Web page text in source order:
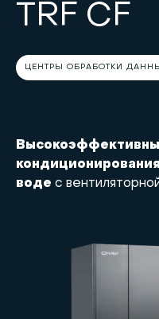
TRF CF
ЦЕНТРЫ ОБРАБОТКИ
воде с